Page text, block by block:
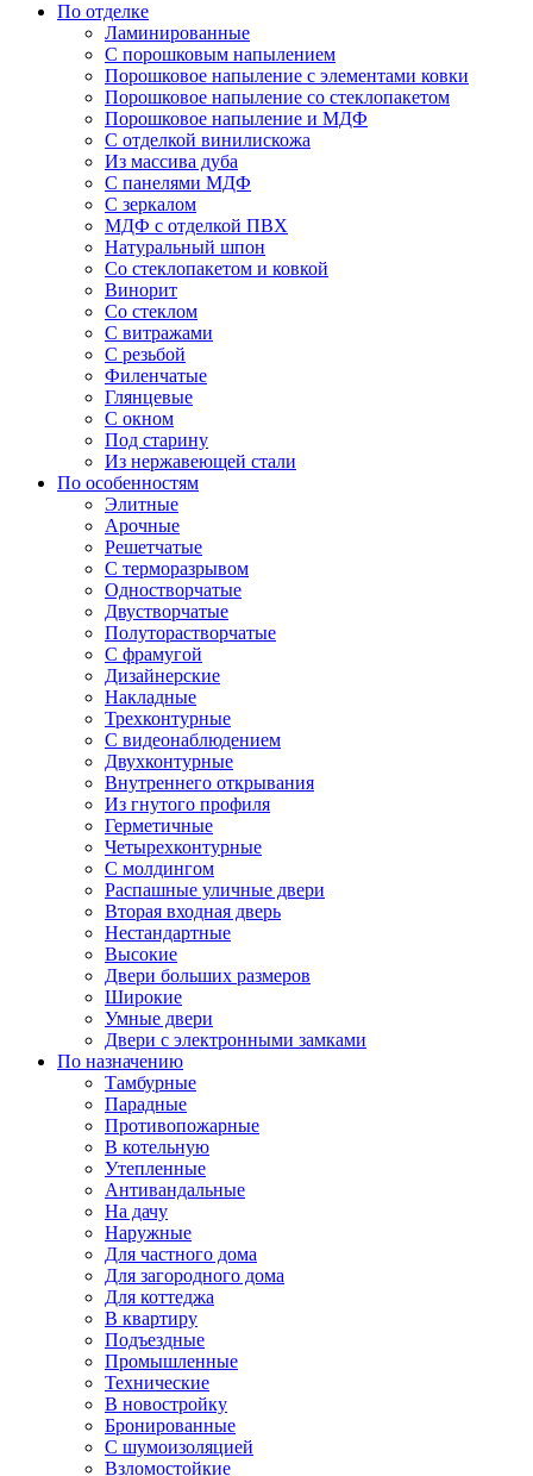
По отделке
Ламинированные
С порошковым напылением
Порошковое напыление с элементами ковки
Порошковое напыление со стеклопакетом
Порошковое напыление и МДФ
С отделкой винилискожа
Из массива дуба
С панелями МДФ
С зеркалом
МДФ с отделкой ПВХ
Натуральный шпон
Со стеклопакетом и ковкой
Винорит
Со стеклом
С витражами
С резьбой
Филенчатые
Глянцевые
С окном
Под старину
Из нержавеющей стали
По особенностям
Элитные
Арочные
Решетчатые
С терморазрывом
Одностворчатые
Двустворчатые
Полуторастворчатые
С фрамугой
Дизайнерские
Накладные
Трехконтурные
С видеонаблюдением
Двухконтурные
Внутреннего открывания
Из гнутого профиля
Герметичные
Четырехконтурные
С молдингом
Распашные уличные двери
Вторая входная дверь
Нестандартные
Высокие
Двери больших размеров
Широкие
Умные двери
Двери с электронными замками
По назначению
Тамбурные
Парадные
Противопожарные
В котельную
Утепленные
Антивандальные
На дачу
Наружные
Для частного дома
Для загородного дома
Для коттеджа
В квартиру
Подъездные
Промышленные
Технические
В новостройку
Бронированные
С шумоизоляцией
Взломостойкие